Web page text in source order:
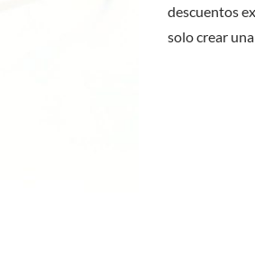
descuentos
solo crear